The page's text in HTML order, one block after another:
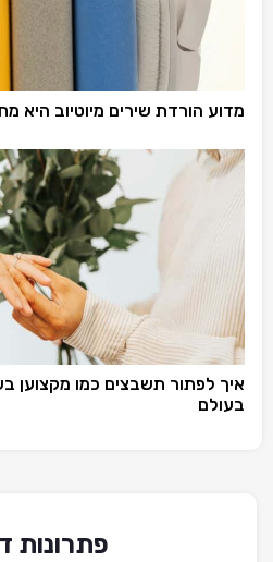
מדוע הורדת שירים מיוטיוב היא
איך לפתור תשבצים כמו מקצוען
בעולם
פתרונות